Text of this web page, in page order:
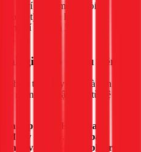
từ vị trí lắp bơm đến vòi
mét). Nhân kết quả
Ví dụ: nhà 3 tầng
≥12m.
giá bao nhiêu tiền?
phần: tiền máy bơm và tiền
nhân công cập nhật từ hệ
áp tại TPHCM dao
tùy độ khó, chưa bao
nối, van). Tổng chi phí trọn